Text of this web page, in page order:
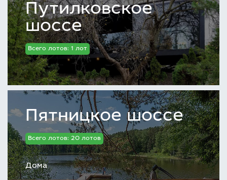
Путилковское
шоссе
Всего лотов: 1 лот
Пятницкое шоссе
Всего лотов: 20 лотов
Дома